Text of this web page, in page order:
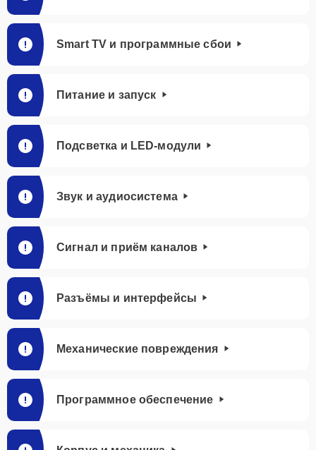
Smart TV и программные сбои
Питание и запуск
Подсветка и LED-модули
Звук и аудиосистема
Сигнал и приём каналов
Разъёмы и интерфейсы
Механические повреждения
Программное обеспечение